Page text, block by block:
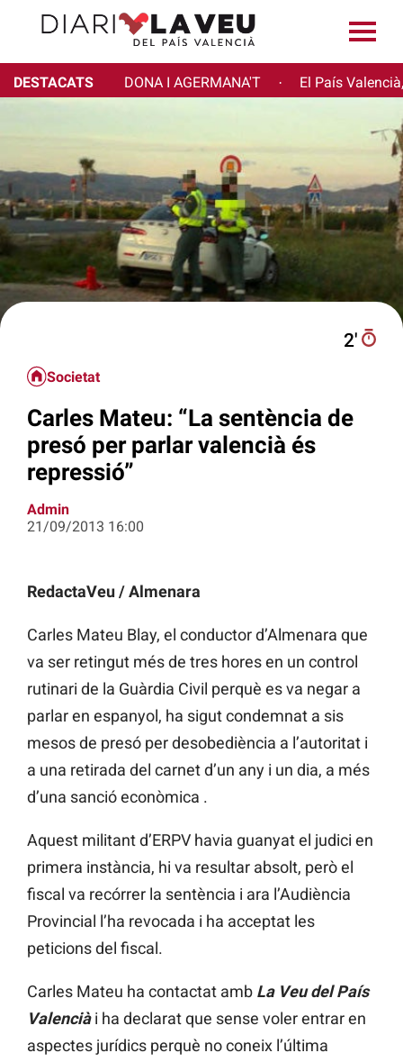
DESTACATS DONA I AGERMANA'T · El País
2′
Societat
Carles Mateu: “La sentència de
presó per parlar valencià és
repressió”
Admin
21/09/2013 16:00
RedactaVeu / Almenara
Carles Mateu Blay, el conductor d’Almenara que
va ser retingut més de tres hores en un control
rutinari de la Guàrdia Civil perquè es va negar a
parlar en espanyol, ha sigut condemnat a sis
mesos de presó per desobediència a l’autoritat i
a una retirada del carnet d’un any i un dia, a més
d’una sanció econòmica .
Aquest militant d’ERPV havia guanyat el judici en
primera instància, hi va resultar absolt, però el
fiscal va recórrer la sentència i ara l’Audiència
Provincial l’ha revocada i ha acceptat les
peticions del fiscal.
Carles Mateu ha contactat amb La Veu del País
Valenciài ha declarat que sense voler entrar en
aspectes jurídics perquè no coneix l’última